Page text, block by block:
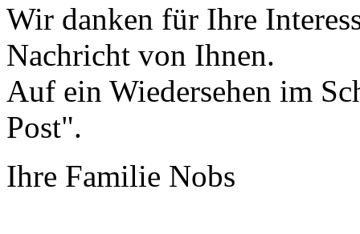
Wir danken für Ihre
Nachricht von Ihnen.
Auf ein Wiedersehen im
Post".
Ihre Familie Nobs